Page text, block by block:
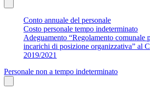
Conto annuale del personale
Costo personale tempo indeterminato
Adeguamento “Regolamento comunale
incarichi di posizione organizzativa” al
2019/2021
Personale non a tempo indeterminato